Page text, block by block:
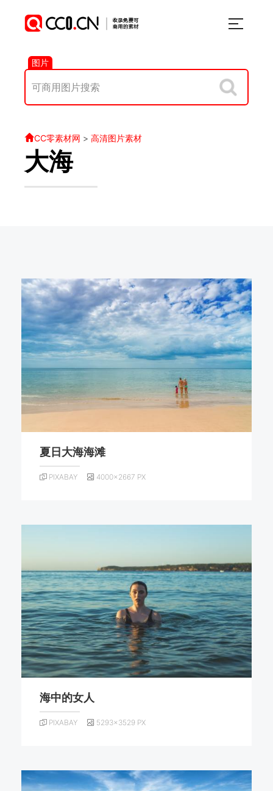
图片
CC零素材网 > 高清图片素材
大海
夏日大海海滩
PIXABAY 4000×2667 PX
海中的女人
PIXABAY 5293×3529 PX